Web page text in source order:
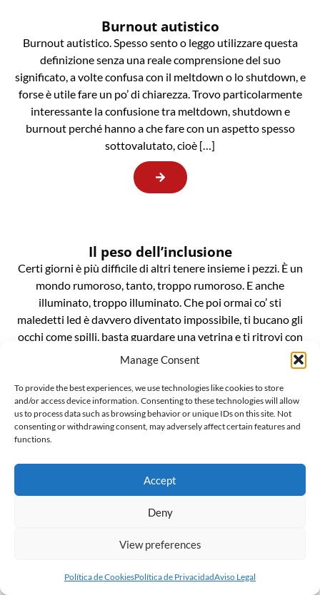
Manage Consent
To provide the best experiences, we use technologies like cookies to store
and/or access device information. Consenting to these technologies will allow
us to process data such as browsing behavior or unique IDs on this site. Not
consenting or withdrawing consent, may adversely affect certain features and
functions.
Accept
Deny
View preferences
Política de CookiesPolítica de PrivacidadAviso Legal
Burnout autistico
Burnout autistico. Spesso sento o leggo utilizzare questa
definizione senza una reale comprensione del suo
significato, a volte confusa con il meltdown o lo shutdown, e
forse è utile fare un po’ di chiarezza. Trovo particolarmente
interessante la confusione tra meltdown, shutdown e
burnout perché hanno a che fare con un aspetto spesso
sottovalutato, cioè […]
Il peso dell’inclusione
Certi giorni è più difficile di altri tenere insieme i pezzi. È un
mondo rumoroso, tanto, troppo rumoroso. E anche
illuminato, troppo illuminato. Che poi ormai co’ sti
maledetti led è davvero diventato impossibile, ti bucano gli
occhi come spilli, basta guardare una vetrina e ti ritrovi con
le cornee bruciate. È un casino da […]
L’invenzionde della “gender ideology”
Il mondo sussulta incredulo alla notizia che Penny Polar
Bear, compagna di scuola di Peppa pig, ha raccontato alle
compagne e ai compagni di classe di avere due mamme. E
gender”. Ma voglio darvi una notizia ancora più
esiste, è […]